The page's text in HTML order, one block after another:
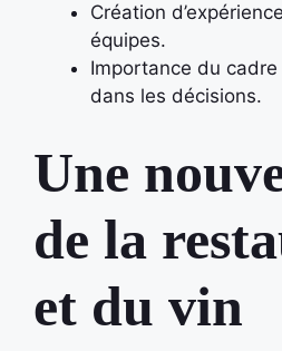
Création
équipes.
Importance du
dans les décisions.
Une
de la
et du vin